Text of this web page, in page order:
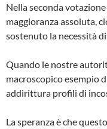
Nella seconda
maggioranza assoluta,
sostenuto la necessità
Quando le nostre
macroscopico esempio
addirittura profili di
La speranza è che